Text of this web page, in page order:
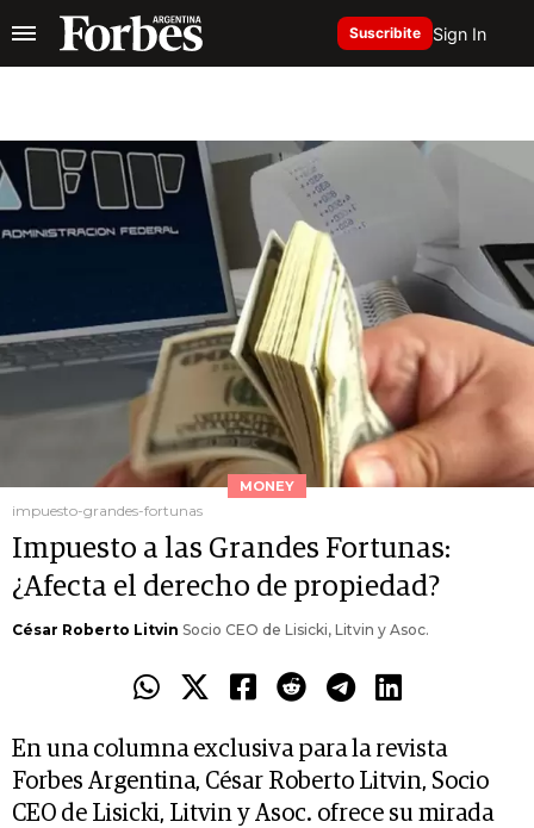
Suscribite Sign In
MONEY
impuesto-grandes-fortunas
Impuesto a las Grandes Fortunas:
¿Afecta el derecho de propiedad?
César Roberto Litvin Socio CEO de Lisicki, Litvin y Asoc.
En una columna exclusiva para la revista
Forbes Argentina, César Roberto Litvin, Socio
CEO de Lisicki, Litvin y Asoc. ofrece su mirada